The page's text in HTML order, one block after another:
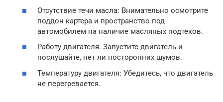
Отсутствие течи масла: Внимательно осмотрите
поддон картера и пространство под
автомобилем на наличие масляных подтеков.
Работу двигателя: Запустите двигатель и
послушайте, нет ли посторонних шумов.
Температуру двигателя: Убедитесь, что двигатель
не перегревается.